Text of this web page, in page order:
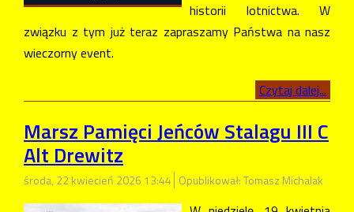
historii lotnictwa. W
związku z tym już teraz zapraszamy Państwa na nasz
wieczorny event.
Czytaj dalej...
Marsz Pamięci Jeńców Stalagu III C
Alt Drewitz
środa, 22 kwiecień 2026 13:44 Opublikował: Tomasz Michalak